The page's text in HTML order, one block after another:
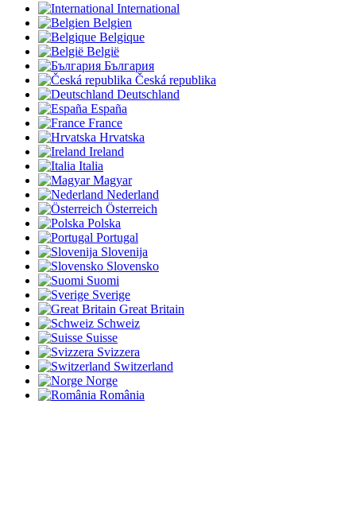
International
Belgien
Belgique
België
България
Česká republika
Deutschland
España
France
Hrvatska
Ireland
Italia
Magyar
Nederland
Österreich
Polska
Portugal
Slovenija
Slovensko
Suomi
Sverige
Great Britain
Schweiz
Suisse
Svizzera
Switzerland
Norge
România